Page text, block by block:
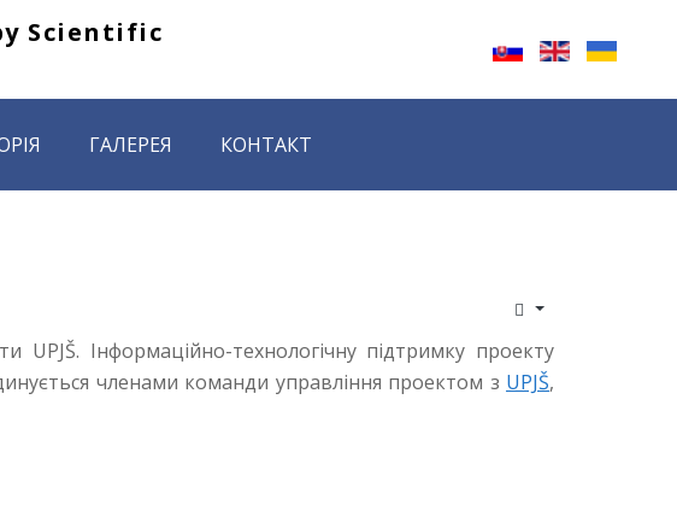
Scientific
ГАЛЕРЕЯ КОНТАКТ
UPJŠ. Інформаційно-технологічну підтримку проекту
членами команди управління проектом з UPJŠ,